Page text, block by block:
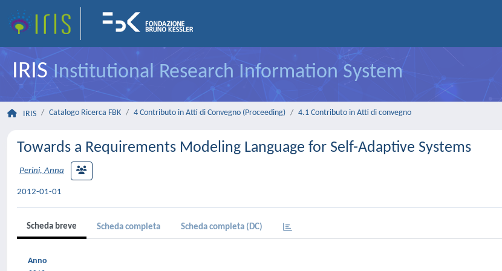
IRISInstitutional Research Information System
IRIS Catalogo Ricerca FBK 4 Contributo in Atti di Convegno (Proceeding) 4.1 Contributo in Atti di convegno
Towards a Requirements Modeling Language for Self-Adaptive Systems
Perini, Anna
2012-01-01
Scheda breve Scheda completa Scheda completa (DC)
Anno